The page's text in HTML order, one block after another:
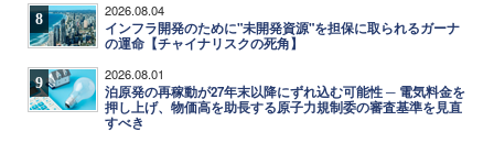
8 2026.08.04
インフラ開発のために"未開発資源"を担保に取られるガーナ
の運命【チャイナリスクの死角】
9 2026.08.01
泊原発の再稼動が27年末以降にずれ込む可能性 ─ 電気料金を
押し上げ、物価高を助長する原子力規制委の審査基準を見直
すべき